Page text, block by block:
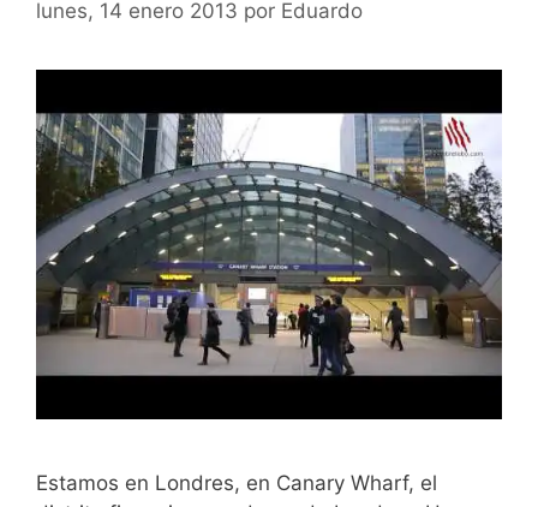
lunes, 14 enero 2013 por Eduardo
Estamos en Londres, en Canary Wharf, el